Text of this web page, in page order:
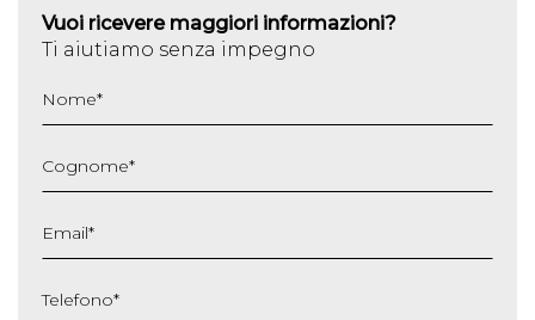
Vuoi ricevere maggiori informazioni?
Ti aiutiamo senza impegno
Nome*
Cognome*
Email*
Telefono*